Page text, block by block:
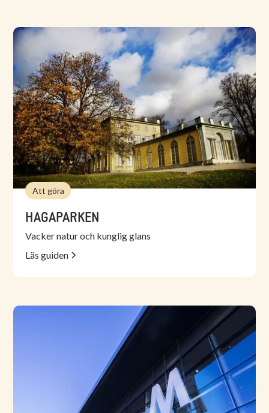
Att göra
HAGAPARKEN
Vacker natur och kunglig glans
Läs guiden